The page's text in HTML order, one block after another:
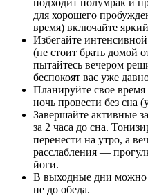
для хорошего
время) включайте яркий
Избегайте
(не стоит брать домой
пытайтесь вечером
беспокоят вас уже
Планируйте свое
ночь провести без сна
Завершайте активные
за 2 часа до сна.
перенести на утро, а
расслабления —
йоги.
В выходные дни можно
не до обеда.